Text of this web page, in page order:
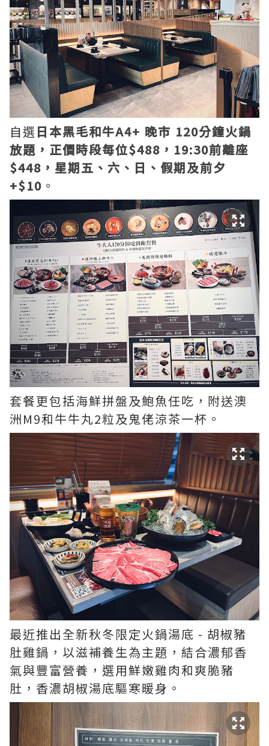
自選 日本黑毛和牛A4+ 晚市 120分鐘火鍋
放題，正價時段每位$488，19:30前離座
$448，星期五、六、日、假期及前夕
+$10 。
套餐更包括海鮮拼盤及鮑魚任吃，附送澳
洲M9和牛牛丸2粒及鬼佬涼茶一杯。
最近推出全新秋冬限定火鍋湯底 - 胡椒豬
肚雞鍋，以滋補養生為主題，結合濃郁香
氣與豐富營養，選用鮮嫩雞肉和爽脆豬
肚，香濃胡椒湯底驅寒暖身。